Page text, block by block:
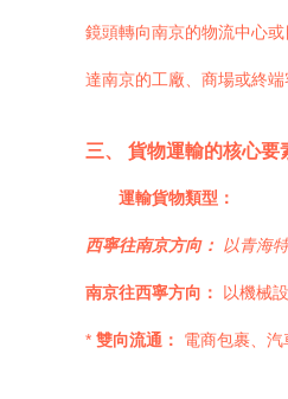
鏡頭轉向南京的物流中心
達南京的工廠、商場或終
三、 貨物運輸的核心
運輸貨物類型：
西寧往南京方向： 以青海
南京往西寧方向： 以機械
* 雙向流通： 電商包裹、汽